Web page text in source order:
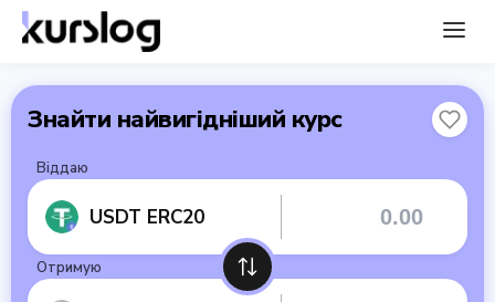
Знайти найвигідніший курс
Віддаю
USDT ERC20
Отримую